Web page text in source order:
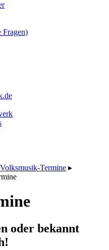
Fragen)
Volksmusik-Termine ▸
oder bekannt